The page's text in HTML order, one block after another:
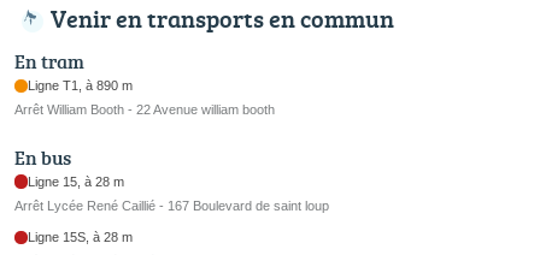
Venir en transports en commun
En tram
Ligne T1, à 890 m
Arrêt William Booth - 22 Avenue william booth
En bus
Ligne 15, à 28 m
Arrêt Lycée René Caillié - 167 Boulevard de saint loup
Ligne 15S, à 28 m